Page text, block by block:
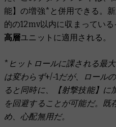
能】の増強*と併用できる。
的の12mv以内に収まってい
高層ユニットに適用される。
*ヒットロールに課される最
は変わらず+/-1だが、ロール
ると同時に、【射撃技能】に
を回避することが可能だ。既
め、心配無用だ。